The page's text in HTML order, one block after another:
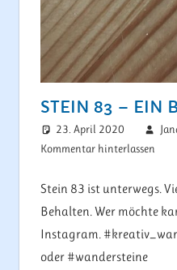
STEIN 83 – EIN
23. April 2020
Kommentar hinterlassen
Stein 83 ist unterwegs.
Behalten. Wer möchte
Instagram.
oder #wandersteine